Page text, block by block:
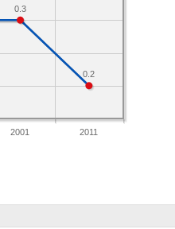
2001 2011
0.2
0.3